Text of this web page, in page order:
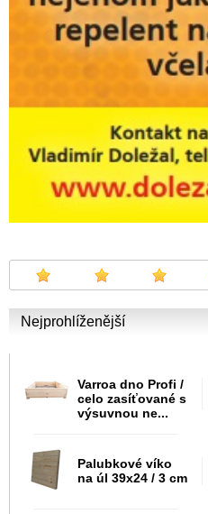
Nejprohlíženější
Varroa dno Profi /
celo zasíťované s
výsuvnou ne...
Palubkové víko
na úl 39x24 / 3 cm